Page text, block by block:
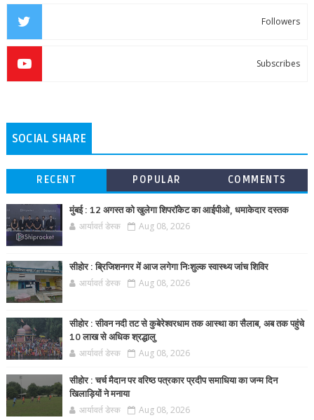
Followers
Subscribes
SOCIAL SHARE
RECENT POPULAR COMMENTS
मुंबई : 12 अगस्त को खुलेगा शिपरॉकेट का आईपीओ, धमाकेदार दस्तक
आर्यावर्त डेस्क Aug 08, 2026
सीहोर : ब्रिजिशनगर में आज लगेगा निःशुल्क स्वास्थ्य जांच शिविर
आर्यावर्त डेस्क Aug 08, 2026
सीहोर : सीवन नदी तट से कुबेरेश्वरधाम तक आस्था का सैलाब, अब तक पहुंचे
10 लाख से अधिक श्रद्धालु
आर्यावर्त डेस्क Aug 08, 2026
सीहोर : चर्च मैदान पर वरिष्ठ पत्रकार प्रदीप समाधिया का जन्म दिन
खिलाड़ियों ने मनाया
आर्यावर्त डेस्क Aug 08, 2026